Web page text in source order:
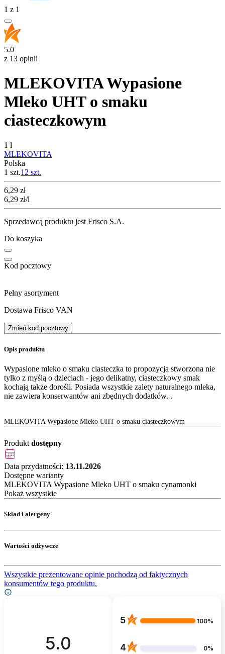
1 z 1
5.0
z 13 opinii
MLEKOVITA Wypasione
Mleko UHT o smaku
ciasteczkowym
1 l
MLEKOVITA
Polska
1 szt.12 szt.
Cena
6,29 zł
6,29 zł/l
Sprzedawcą produktu jest Frisco S.A.
Do koszyka
Kod pocztowy
Pełny asortyment
Dostawa Frisco VAN
Zmień kod pocztowy
Opis produktu
Wypasione mleko o smaku ciasteczka to propozycja stworzona nie
tylko z myślą o dzieciach - jego delikatny, ciasteczkowy smak
kochają także dorośli. Posiada wszystkie zalety naturalnego mleka,
nie zawiera konserwantów ani zbędnych dodatków. .
MLEKOVITA Wypasione Mleko UHT o smaku ciasteczkowym
Produkt dostępny
Data przydatności: 13.11.2026
Dostępne warianty
MLEKOVITA Wypasione Mleko UHT o smaku cynamonki
Pokaż wszystkie
Skład i alergeny
Wartości odżywcze
Wszystkie prezentowane opinie pochodzą od faktycznych
konsumentów tego produktu.
5.0
5 100%
4 0%